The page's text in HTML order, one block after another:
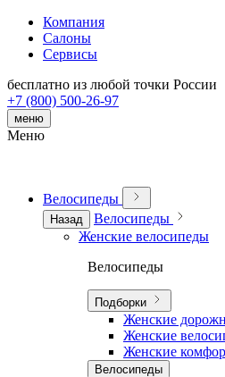
Компания
Салоны
Сервисы
бесплатно из любой точки России
+7 (800) 500-26-97
меню
Меню
Велосипеды
Назад
Велосипеды
Женские велосипеды
Велосипеды
Подборки
Женские
Женские
Женские
Велосипеды